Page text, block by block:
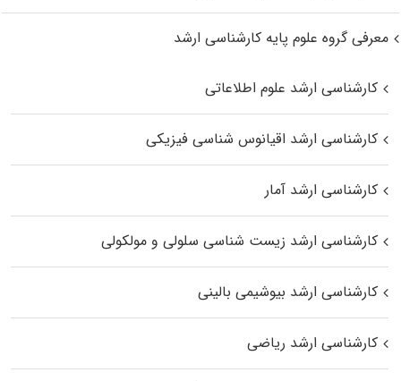
معرفی گروه علوم پایه کارشناسی ارشد
کارشناسی ارشد علوم اطلاعاتی
کارشناسی ارشد اقیانوس‌ شناسی فیزیکی
کارشناسی ارشد آمار
کارشناسی ارشد زیست شناسی سلولی و مولکولی
کارشناسی ارشد بیوشیمی بالینی
کارشناسی ارشد ریاضی